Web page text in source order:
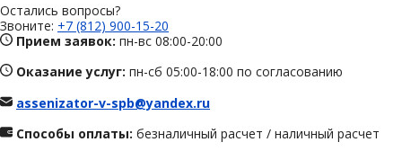
Остались вопросы?
Звоните: +7 (812) 900-15-20
Прием заявок: пн-вс 08:00-20:00
Оказание услуг: пн-сб 05:00-18:00 по согласованию
assenizator-v-spb@yandex.ru
Способы оплаты: безналичный расчет / наличный расчет